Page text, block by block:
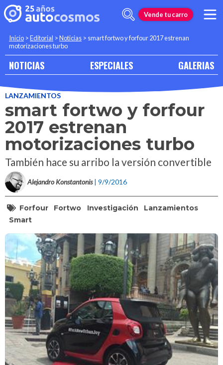
Vende tu carro
Inicio >Editorial >Noticias > smart fortwo y forfour 2017 estrenan
motorizaciones turbo
NOTICIAS ESPECIALES GALERIAS
LANZAMIENTOS
smart fortwo y forfour
2017 estrenan
motorizaciones turbo
También hace su arribo la versión convertible
Alejandro Konstantonis | 9/9/2016
Forfour Fortwo Investigación
Lanzamientos
Smart